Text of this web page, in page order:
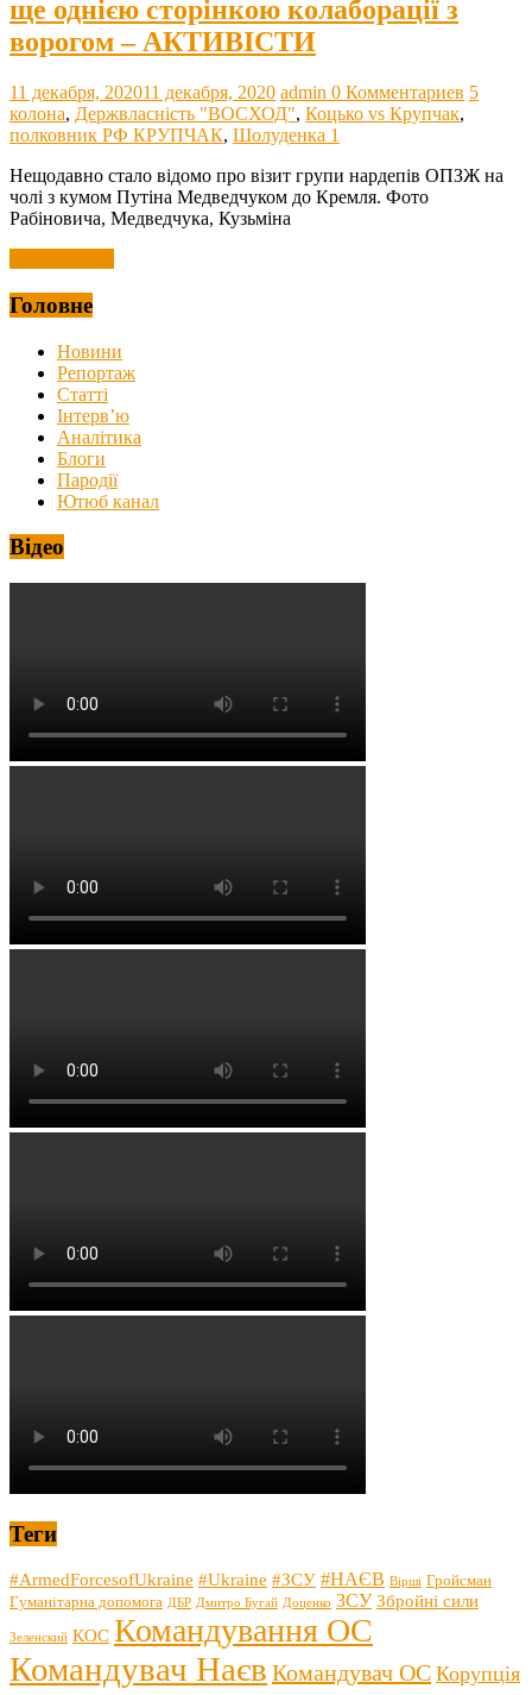
ще однією сторінкою колаборації з
ворогом – АКТИВІСТИ
11 декабря, 202011 декабря, 2020 admin 0 Комментариев 5
колона, Держвласність "ВОСХОД", Коцько vs Крупчак,
полковник РФ КРУПЧАК, Шолуденка 1
Нещодавно стало відомо про візит групи нардепів ОПЗЖ на
чолі з кумом Путіна Медведчуком до Кремля. Фото
Рабіновича, Медведчука, Кузьміна
Головне
Новини
Репортаж
Статті
Інтерв’ю
Аналітика
Блоги
Пародії
Ютюб канал
Відео
Теги
#ArmedForcesofUkraine #Ukraine #ЗСУ #НАЄВ Вірші Гройсман
Гуманітарна допомога ДБР Дмитро Бугай Доценко ЗСУ Збройні сили
Зеленский КОС Командування ОС
Командувач Наєв Командувач ОС Корупція